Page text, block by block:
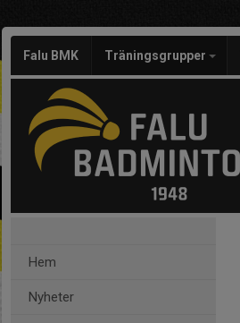
Falu BMK Träningsgrupper
Hem
Nyheter